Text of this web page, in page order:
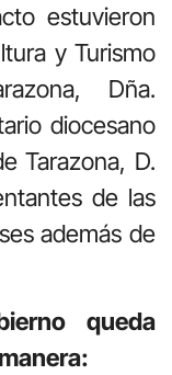
estuvieron
y Turismo
Dña.
diocesano
Tarazona, D.
de las
además de
queda